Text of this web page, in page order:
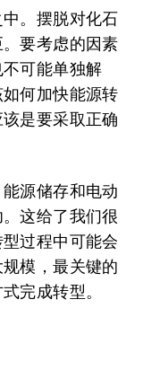
。摆脱对化石
要考虑的因素
可能单独解
何加快能源转
是要采取正确
源储存和电动
这给了我们很
过程中可能会
模，最关键的
完成转型。